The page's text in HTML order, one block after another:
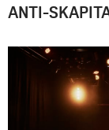
ANTI-